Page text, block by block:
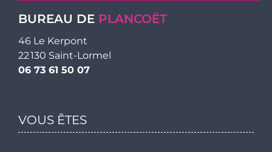
BUREAU DE PLANCOËT
46 Le Kerpont
22 130 Saint-Lormel
06 73 61 50 07
VOUS ÊTES